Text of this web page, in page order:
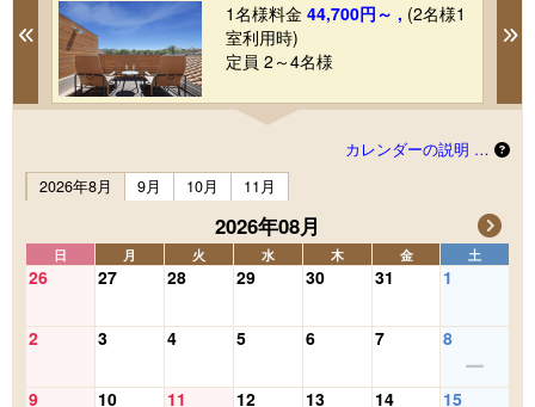
Previous
1名様料金 44,700円～ , (2名様1
室利用時)
定員 2～4名様
カレンダーの説明 …
2026年8月
9月 10月 11月
2026年08月
日 月 火 水 木 金 土
26 27 28 29 30 31 1
2 3 4 5 6 7 8
9 10 11 12 13 14 15